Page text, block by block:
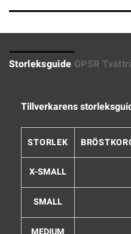
Storleksguide GPSR
Tillverkarens
STORLEK
X-SMALL
SMALL